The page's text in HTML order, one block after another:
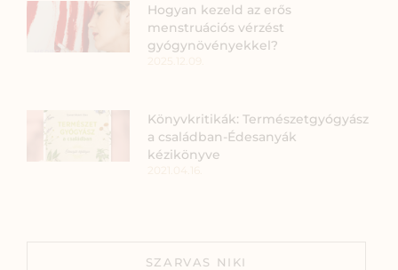
Hogyan kezeld az erős
menstruációs vérzést
gyógynövényekkel?
Könyvkritikák: Természetgyógyász
a családban-Édesanyák
kézikönyve
SZARVAS NIKI